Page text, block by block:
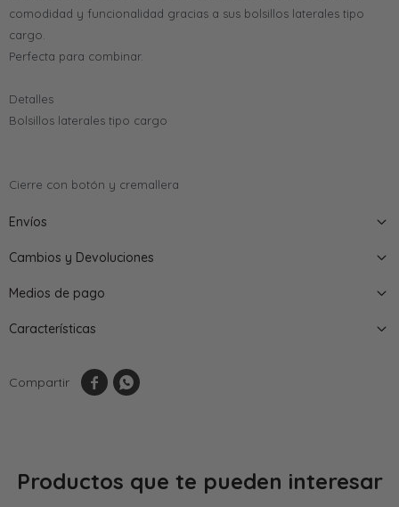
comodidad y funcionalidad gracias a sus bolsillos laterales tipo
cargo.
Perfecta para combinar.
Detalles
Bolsillos laterales tipo cargo
Cierre con botón y cremallera
Envíos
Cambios y Devoluciones
Medios de pago
Características
 
Productos que te pueden interesar